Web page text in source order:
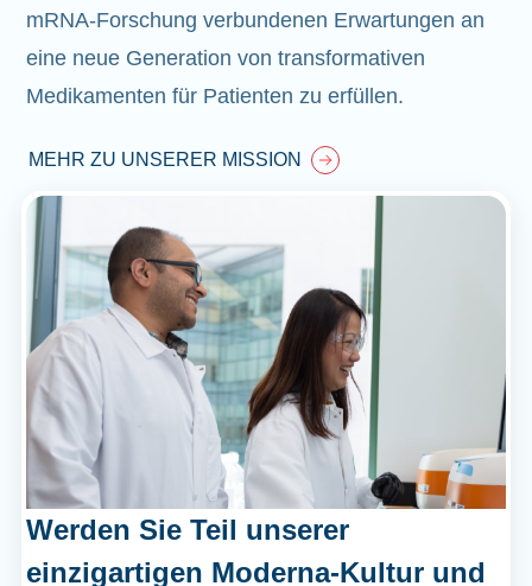
mRNA-Forschung verbundenen Erwartungen an
eine neue Generation von transformativen
Medikamenten für Patienten zu erfüllen.
MEHR ZU UNSERER MISSION
Werden Sie Teil unserer
einzigartigen Moderna-Kultur und